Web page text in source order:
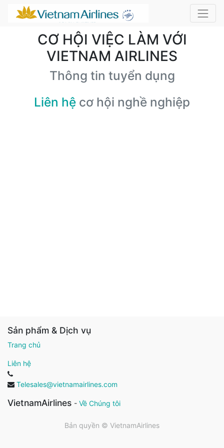
CƠ HỘI VIỆC LÀM VỚI
VIETNAM AIRLINES
Thông tin tuyển dụng
Liên hệ cơ hội nghề nghiệp
Sản phẩm & Dịch vụ
Trang chủ
Liên hệ
Telesales@vietnamairlines.com
VietnamAirlines - Về Chúng tôi
Bản quyền © VietnamAirlines